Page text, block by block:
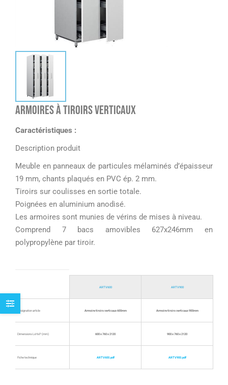
Armoires à tiroirs verticaux
Caractéristiques :
Description produit
Meuble en panneaux de particules mélaminés d’épaisseur
19 mm, chants plaqués en PVC ép. 2 mm.
Tiroirs sur coulisses en sortie totale.
Poignées en aluminium anodisé.
Les armoires sont munies de vérins de mises à niveau.
Comprend 7 bacs amovibles 627x246mm en
polypropylène par tiroir.
ARTV600 ARTV900
Désignation article Armoire tiroirs verticaux 600mm Armoire tiroirs verticaux 900mm
Dimensions LxHxP (mm) 600 x 760 x 2120 900 x 760 x 2120
Fiche technique ARTV600.pdf ARTV900.pdf